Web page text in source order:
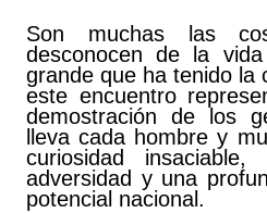
Son muchas las
desconocen de la
grande que ha tenido la
este encuentro
demostración de los
lleva cada hombre y
curiosidad
adversidad y una
potencial nacional.